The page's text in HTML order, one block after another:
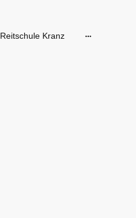
Reitschule Kranz